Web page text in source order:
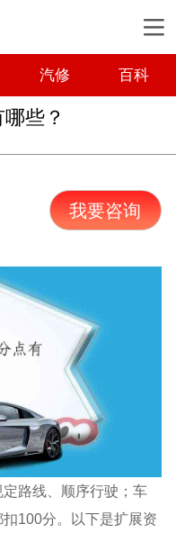
汽修 百科
些？
我要咨询
路线、顺序行驶；车
100分。以下是扩展资